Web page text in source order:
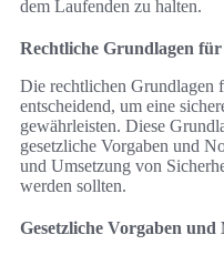
dem Laufenden zu halten.
Rechtliche Grundlagen
Die rechtlichen Grundlagen
entscheidend, um eine
gewährleisten. Diese
gesetzliche Vorgaben und
und Umsetzung von
werden sollten.
Gesetzliche Vorgaben und